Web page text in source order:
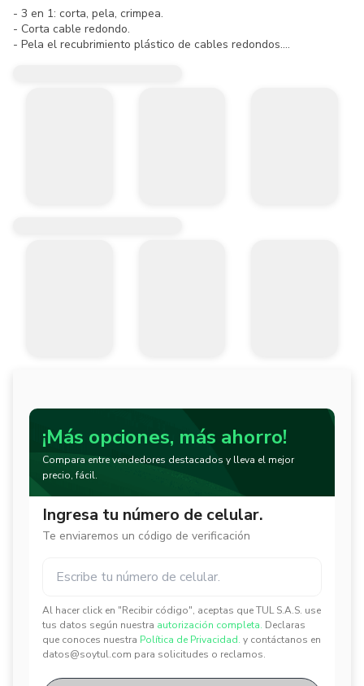
- 3 en 1: corta, pela, crimpea.
- Corta cable redondo.
- Pela el recubrimiento plástico de cables redondos.
¡Más opciones, más ahorro!
Compara entre vendedores destacados y lleva el mejor
precio, fácil.
Ingresa tu número de celular.
Te enviaremos un código de verificación
Al hacer click en "Recibir código", aceptas que TUL S.A.S. use
tus datos según nuestra autorización completa. Declaras
que conoces nuestra Política de Privacidad. y contáctanos en
datos@soytul.com para solicitudes o reclamos.